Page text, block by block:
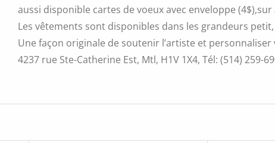
aussi disponible cartes de voeux avec enveloppe
Les vêtements sont disponibles dans les grandeurs
Une façon originale de soutenir l’artiste et personnaliser
4237 rue Ste-Catherine Est, Mtl, H1V 1X4, Tél: (514) 259-